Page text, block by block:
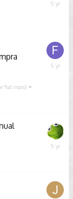
April
%d mais)
March
February